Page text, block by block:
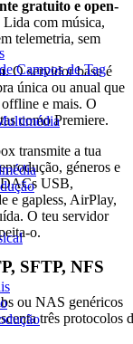
Campos de Tag
gratuito e open-
com música,
telemetria, sem
. O servidor base é
única ou anual que
e mais. O
como Premiere.
transmite a tua
géneros e
DACs USB,
e gapless, AirPlay,
O teu servidor
o.
SFTP, NFS
ou NAS genéricos
três protocolos